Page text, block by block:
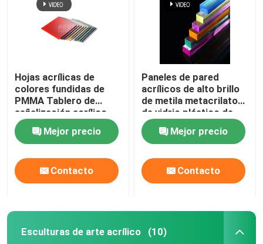
Hojas acrílicas de
colores fundidas de
PMMA Tablero de
señalización acrílico
LED 4ft X 8ft
Mejor precio
Contacto
Paneles de pared
acrílicos de alto brillo
de metila metacrilato
de vidrio plástico de
hoja 2-120mm
Mejor precio
Contacto
Esculturas de arte acrílico (10)